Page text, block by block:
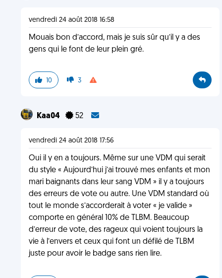
vendredi 24 août 2018 16:58
Mouais bon d’accord, mais je suis sûr qu’il y a des
gens qui le font de leur plein gré.
10 3
Kaa04 52
vendredi 24 août 2018 17:56
Oui il y en a toujours. Même sur une VDM qui serait
du style « Aujourd’hui j’ai trouvé mes enfants et mon
mari baignants dans leur sang VDM » il y a toujours
des erreurs de vote ou autre. Une VDM standard où
tout le monde s’accorderait à voter « je valide »
comporte en général 10% de TLBM. Beaucoup
d’erreur de vote, des rageux qui voient toujours la
vie à l’envers et ceux qui font un défilé de TLBM
juste pour avoir le badge sans rien lire.